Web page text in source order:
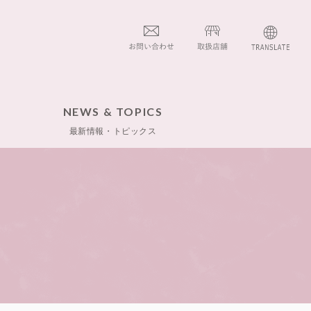
NEWS & TOPICS
最新情報・トピックス